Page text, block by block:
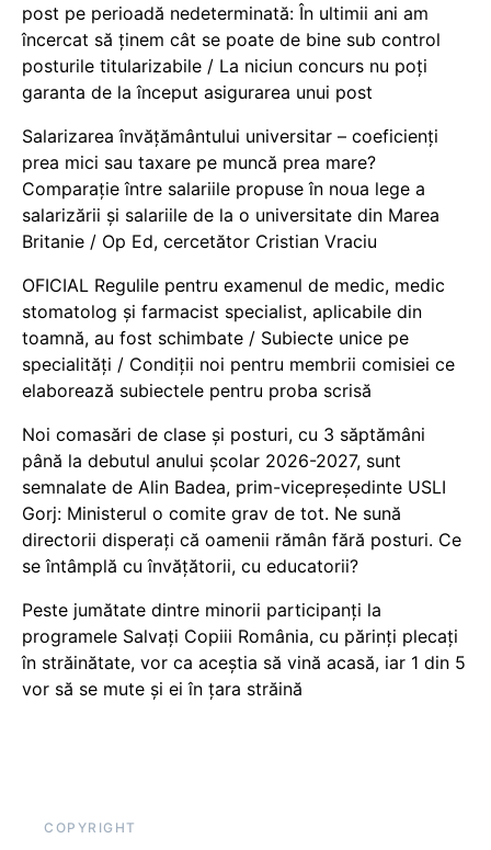
post pe perioadă nedeterminată: În ultimii ani am
încercat să ținem cât se poate de bine sub control
posturile titularizabile / La niciun concurs nu poți
garanta de la început asigurarea unui post
Salarizarea învățământului universitar – coeficienți
prea mici sau taxare pe muncă prea mare?
Comparație între salariile propuse în noua lege a
salarizării și salariile de la o universitate din Marea
Britanie / Op Ed, cercetător Cristian Vraciu
OFICIAL Regulile pentru examenul de medic, medic
stomatolog și farmacist specialist, aplicabile din
toamnă, au fost schimbate / Subiecte unice pe
specialități / Condiții noi pentru membrii comisiei ce
elaborează subiectele pentru proba scrisă
Noi comasări de clase și posturi, cu 3 săptămâni
până la debutul anului școlar 2026-2027, sunt
semnalate de Alin Badea, prim-vicepreședinte USLI
Gorj: Ministerul o comite grav de tot. Ne sună
directorii disperați că oamenii rămân fără posturi. Ce
se întâmplă cu învățătorii, cu educatorii?
Peste jumătate dintre minorii participanți la
programele Salvați Copiii România, cu părinți plecați
în străinătate, vor ca aceștia să vină acasă, iar 1 din 5
vor să se mute și ei în țara străină
COPYRIGHT